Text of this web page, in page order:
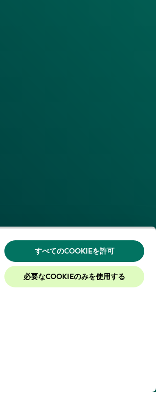
すべてのCOOKIEを許可
必要なCOOKIEのみを使用する